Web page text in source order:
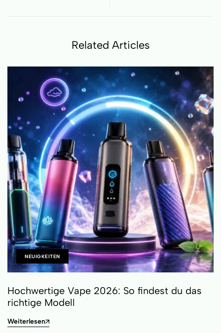
Related Articles
NEUIGKEITEN
Hochwertige Vape 2026: So findest du das
richtige Modell
Weiterlesen